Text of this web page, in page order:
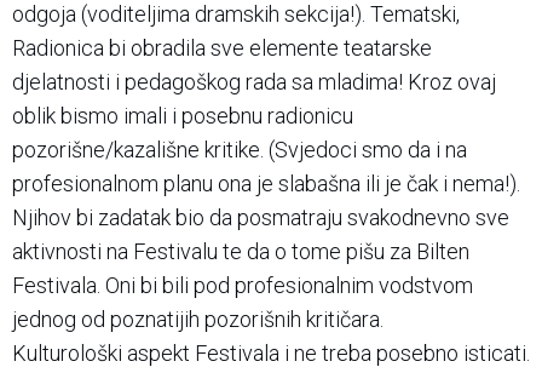
odgoja (voditeljima dramskih sekcija!). Tematski,
Radionica bi obradila sve elemente teatarske
djelatnosti i pedagoškog rada sa mladima! Kroz ovaj
oblik bismo imali i posebnu radionicu
pozorišne/kazališne kritike. (Svjedoci smo da i na
profesionalnom planu ona je slabašna ili je čak i nema!).
Njihov bi zadatak bio da posmatraju svakodnevno sve
aktivnosti na Festivalu te da o tome pišu za Bilten
Festivala. Oni bi bili pod profesionalnim vodstvom
jednog od poznatijih pozorišnih kritičara.
Kulturološki aspekt Festivala i ne treba posebno isticati.